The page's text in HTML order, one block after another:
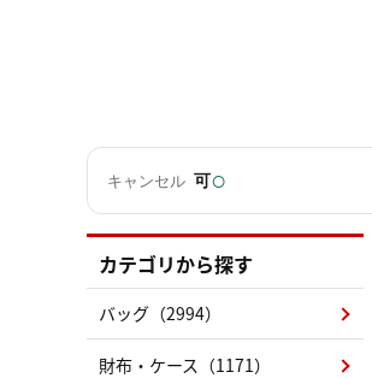
キャンセル 可○
カテゴリから探す
バッグ（2994）
財布・ケース（1171）